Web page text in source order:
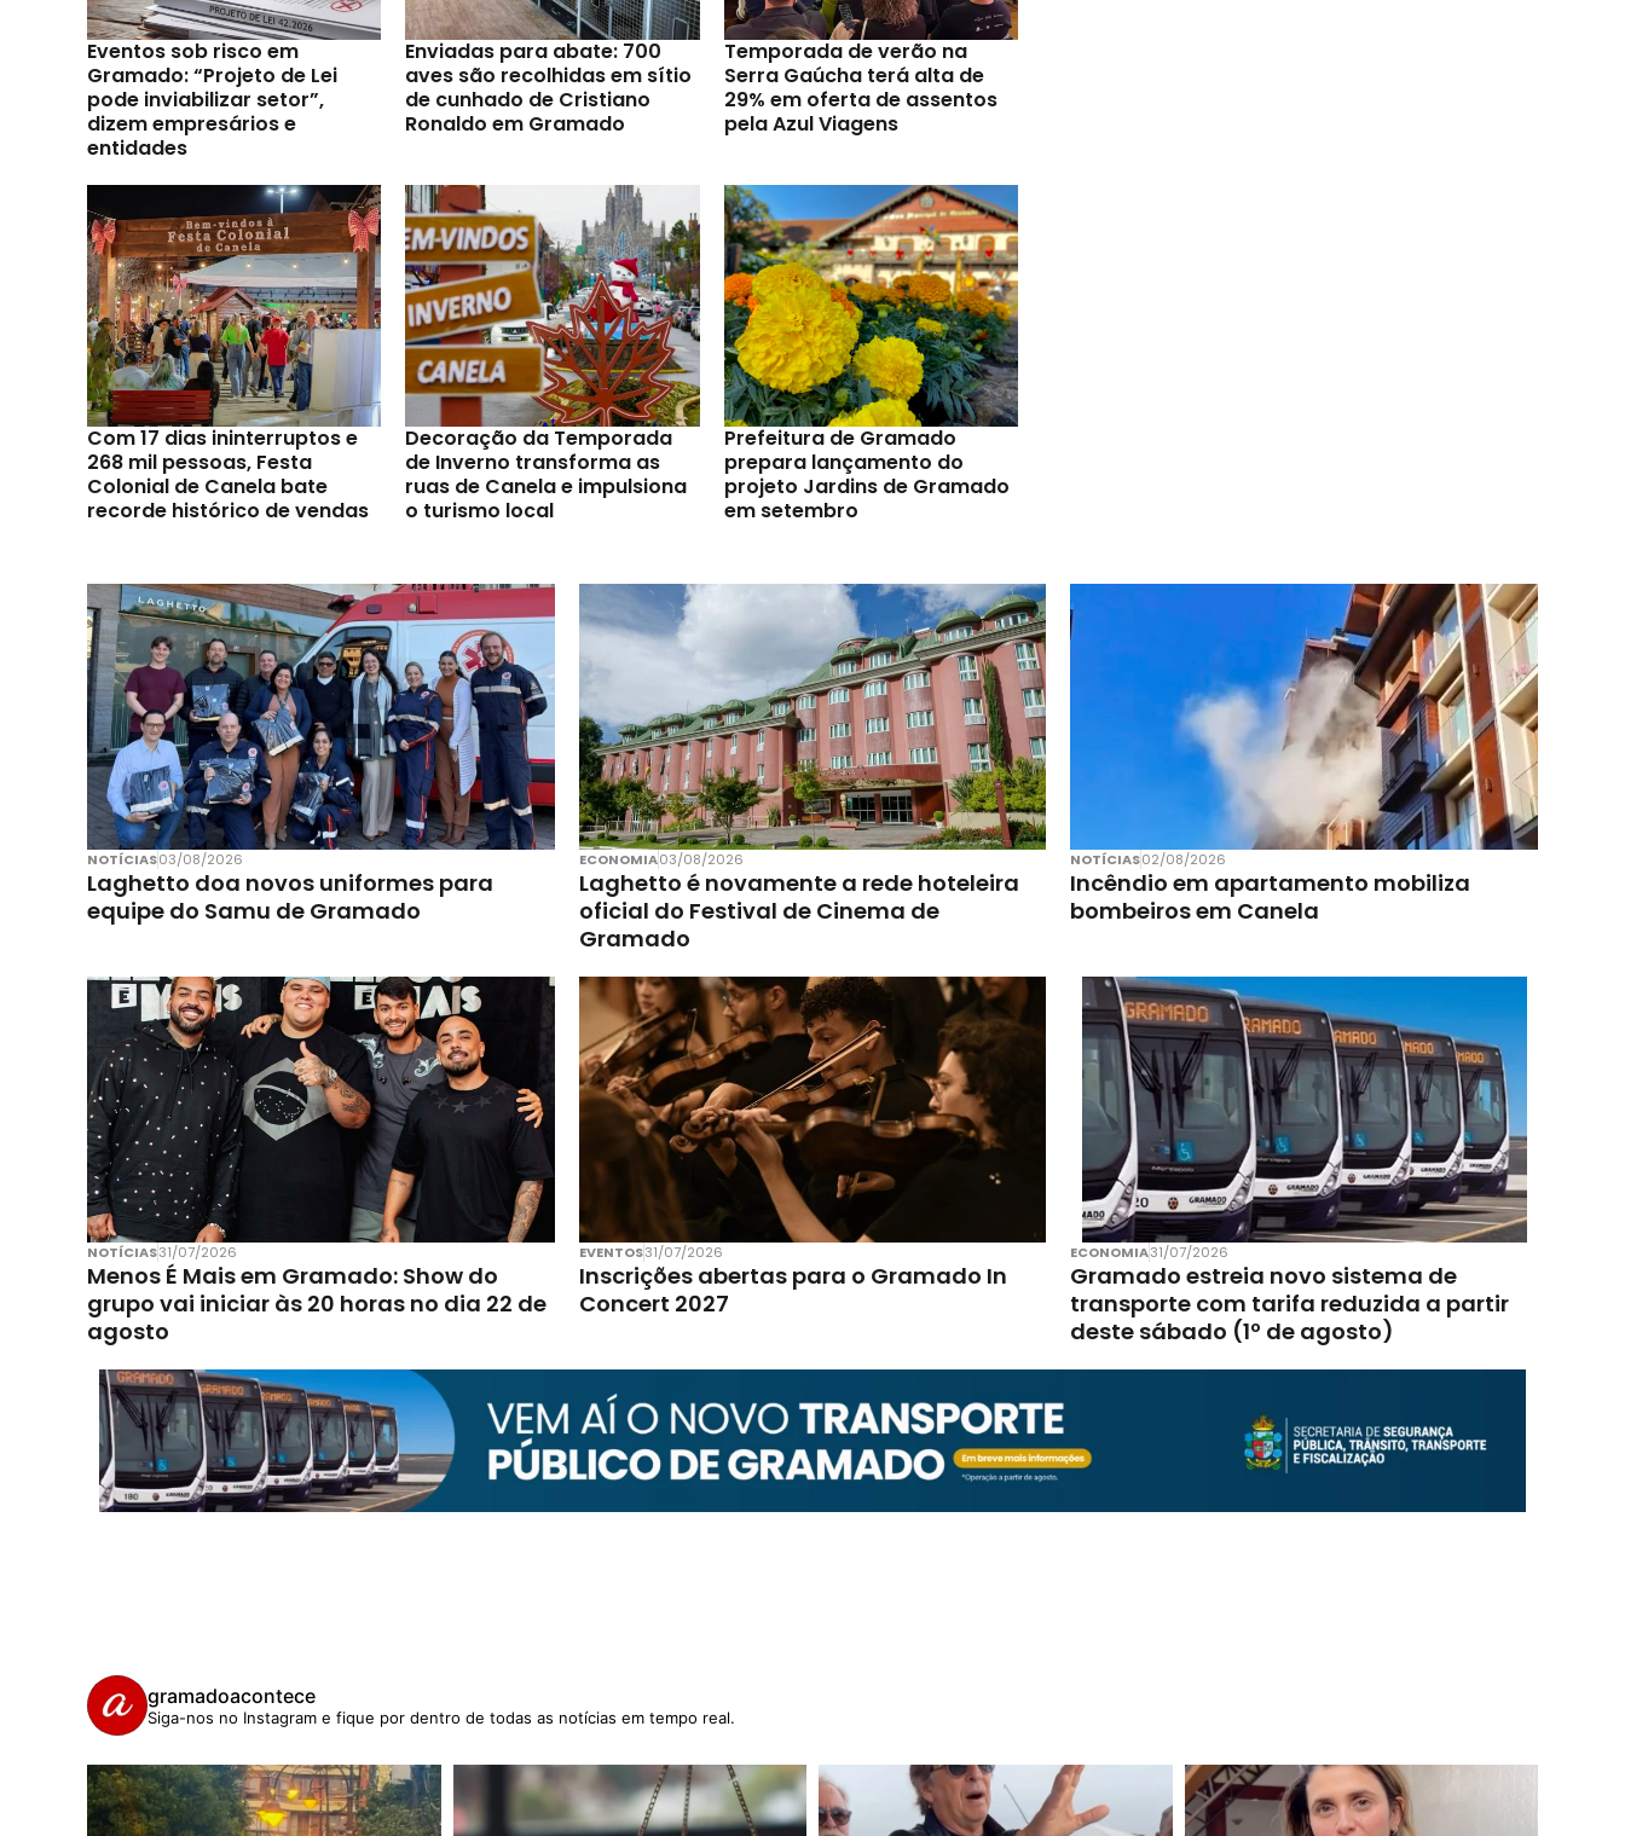
Eventos sob risco em
Gramado: “Projeto de Lei
pode inviabilizar setor”,
dizem empresários e
entidades
Enviadas para abate: 700
aves são recolhidas em sítio
de cunhado de Cristiano
Ronaldo em Gramado
Temporada de verão na
Serra Gaúcha terá alta de
29% em oferta de assentos
pela Azul Viagens
Com 17 dias ininterruptos e
268 mil pessoas, Festa
Colonial de Canela bate
recorde histórico de vendas
Decoração da Temporada
de Inverno transforma as
ruas de Canela e impulsiona
o turismo local
Prefeitura de Gramado
prepara lançamento do
projeto Jardins de Gramado
em setembro
NOTÍCIAS03/08/2026
Laghetto doa novos uniformes para
equipe do Samu de Gramado
ECONOMIA03/08/2026
Laghetto é novamente a rede hoteleira
oficial do Festival de Cinema de
Gramado
NOTÍCIAS02/08/2026
Incêndio em apartamento mobiliza
bombeiros em Canela
NOTÍCIAS31/07/2026
Menos É Mais em Gramado: Show do
grupo vai iniciar às 20 horas no dia 22 de
agosto
EVENTOS31/07/2026
Inscrições abertas para o Gramado In
Concert 2027
ECONOMIA31/07/2026
Gramado estreia novo sistema de
transporte com tarifa reduzida a partir
deste sábado (1º de agosto)
gramadoacontece
Siga-nos no Instagram e fique por dentro de todas as notícias em tempo real.